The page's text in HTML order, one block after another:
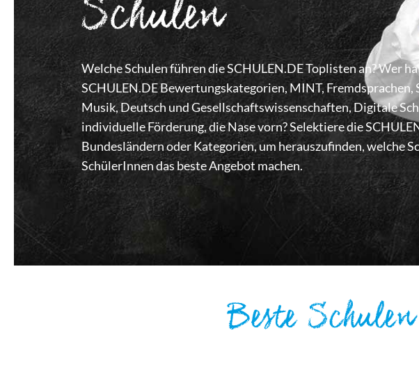
Schulen
Welche Schulen führen die SCHULEN.DE Toplisten an? Wer
SCHULEN.DE Bewertungskategorien, MINT, Fremdsprachen,
Musik, Deutsch und Gesellschaftswissenschaften, Digitale
individuelle Förderung, die Nase vorn? Selektiere die
Bundesländern oder Kategorien, um herauszufinden, welche
SchülerInnen das beste Angebot machen.
Beste